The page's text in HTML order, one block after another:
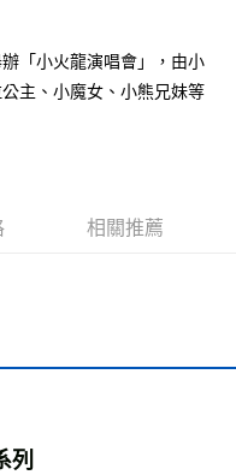
「小火龍演唱會」，由小
主、小魔女、小熊兄妹等
相關推薦
列